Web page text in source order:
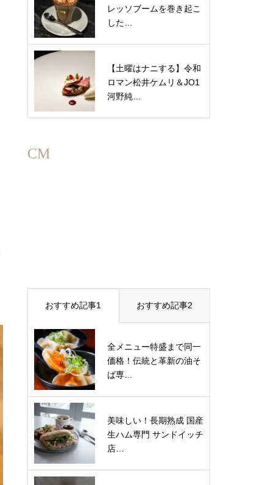
レッソブームを巻き起こ
した…
【土曜はナニする】令和
ロマン松井ケムリ＆JO1
河野純…
CM
おすすめ記事1 おすすめ記事2
全メニュー特盛まで同一
価格！伝統と革新の油そ
ば専…
美味しい！長期熟成 国産
生ハム専門 サンドイッチ
店…